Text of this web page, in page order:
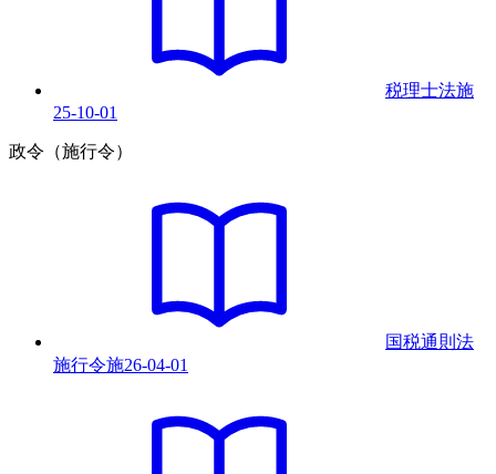
税理士法施
25-10-01
政令（施行令）
国税通則法
施行令施26-04-01